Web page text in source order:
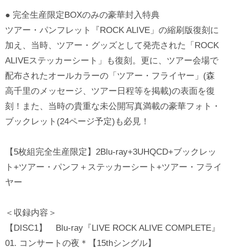
● 完全生産限定BOXのみの豪華封入特典
ツアー・パンフレット『ROCK ALIVE」の縮刷版復刻に
加え、当時、ツアー・グッズとして発売された「ROCK
ALIVEステッカーシート」も復刻。更に、ツアー会場で
配布されたオールカラーの「ツアー・フライヤー」(森
高千里のメッセージ、ツアー日程等を掲載)の表面を復
刻！また、当時の貴重な未公開写真満載の豪華フォト・
ブックレット(24ページ予定)も必見！
【5枚組完全生産限定】2Blu-ray+3UHQCD+ブックレッ
ト+ツアー・パンフ＋ステッカーシート+ツアー・フライ
ヤー
＜収録内容＞
【DISC1】 Blu-ray『LIVE ROCK ALIVE COMPLETE』
01. コンサートの夜＊【15thシングル】